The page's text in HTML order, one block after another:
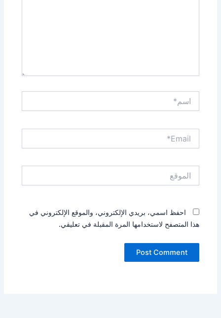
احفظ اسمي، بريدي الإلكتروني، والموقع الإلكتروني في
هذا المتصفح لاستخدامها المرة المقبلة في تعليقي.